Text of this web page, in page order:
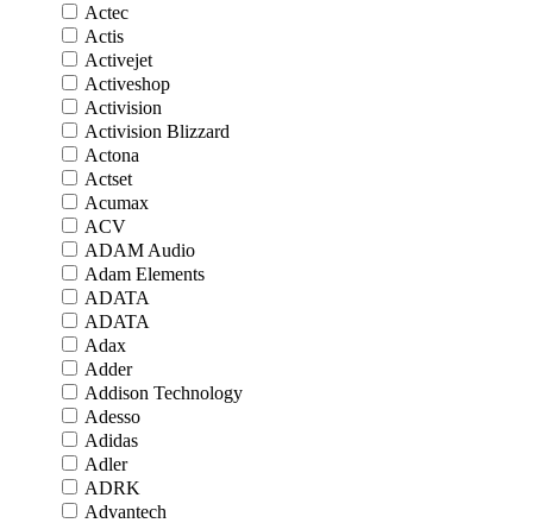
Actec
Actis
Activejet
Activeshop
Activision
Activision Blizzard
Actona
Actset
Acumax
ACV
ADAM Audio
Adam Elements
ADATA
ADATA
Adax
Adder
Addison Technology
Adesso
Adidas
Adler
ADRK
Advantech